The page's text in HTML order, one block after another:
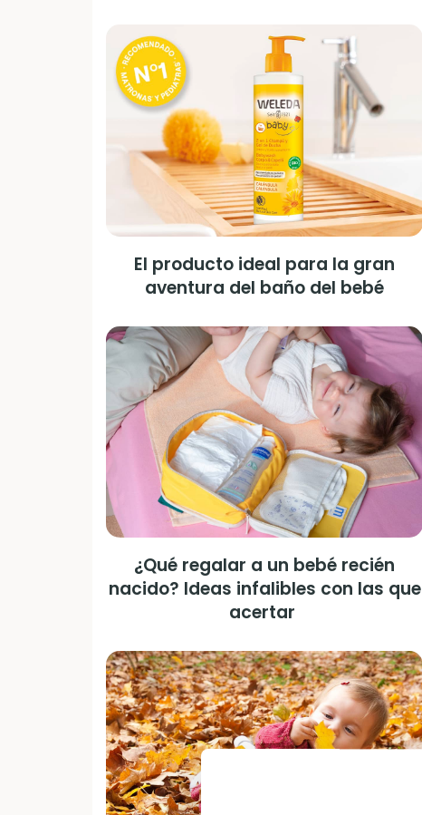
El producto ideal para la gran
aventura del baño del bebé
¿Qué regalar a un bebé recién
nacido? Ideas infalibles con las que
acertar